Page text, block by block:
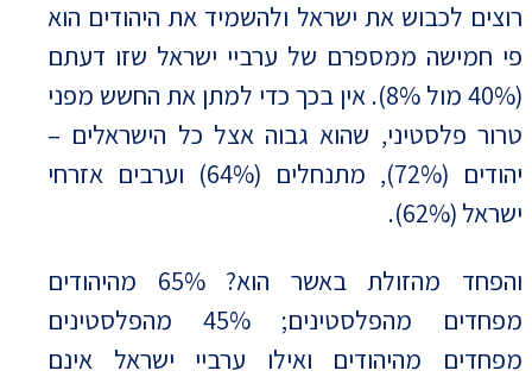
רוצים לכבוש את ישראל ולהשמיד את היהודים הוא
פי חמישה ממספרם של ערביי ישראל שזו דעתם
(40% מול 8%). אין בכך כדי למתן את החשש מפני
טרור פלסטיני, שהוא גבוה אצל כל הישראלים –
יהודים (72%), מתנחלים (64%) וערבים אזרחי
ישראל (62%).
והפחד מהזולת באשר הוא? 65% מהיהודים
מפחדים מהפלסטינים; 45% מהפלסטינים
מפחדים מהיהודים ואילו ערביי ישראל אינם